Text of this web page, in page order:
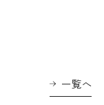
一覧へ